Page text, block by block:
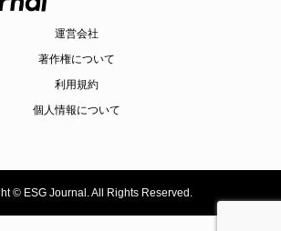
運営会社
著作権について
利用規約
個人情報について
©ESG Journal. All Rights Reserved.